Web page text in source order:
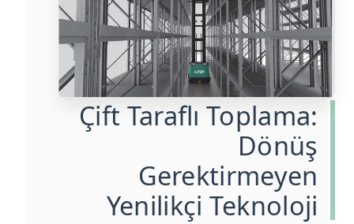
Çift Taraflı Toplama:
Dönüş
Gerektirmeyen
Yenilikçi Teknoloji